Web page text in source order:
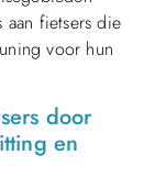
aan fietsers die
voor hun
door
en